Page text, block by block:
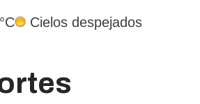
Cielos despejados